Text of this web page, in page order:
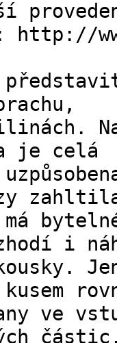
je celá
má
i
ve